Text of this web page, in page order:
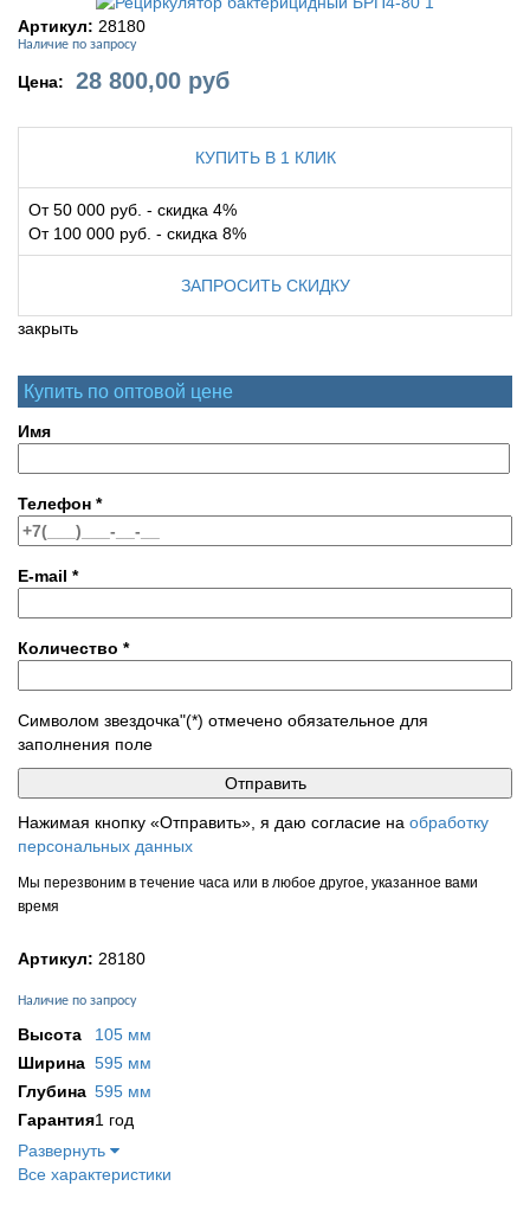
Артикул: 28180
Наличие по запросу
Цена: 28 800,00 руб
КУПИТЬ В 1 КЛИК
От 50 000 руб. - скидка 4%
От 100 000 руб. - скидка 8%
ЗАПРОСИТЬ СКИДКУ
закрыть
Купить по оптовой цене
Имя
Телефон *
E-mail *
Количество *
Символом звездочка"(*) отмечено обязательное для
заполнения поле
Нажимая кнопку «Отправить», я даю согласие на обработку
персональных данных
Мы перезвоним в течение часа или в любое другое, указанное вами
время
Артикул: 28180
Наличие по запросу
Высота
105 мм
Ширина 595 мм
Глубина 595 мм
Гарантия1 год
Развернуть
Все характеристики